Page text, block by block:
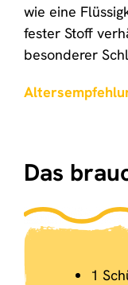
wie eine
fester Stoff
besonderer
Das
1